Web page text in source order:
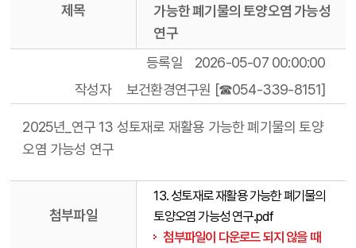
제목
가능한 폐기물의 토양오염 가능성
연구
등록일
2026-05-07 00:00:00
작성자
보건환경연구원 [☎054-339-8151]
2025년_연구 13 성토재로 재활용 가능한 폐기물의 토양
오염 가능성 연구
첨부파일
13. 성토재로 재활용 가능한 폐기물의
토양오염 가능성 연구.pdf
첨부파일이 다운로드 되지 않을 때